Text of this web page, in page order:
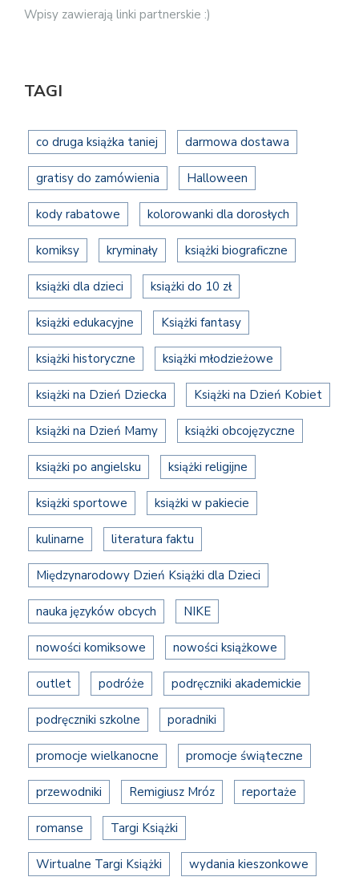
Wpisy zawierają linki partnerskie :)
TAGI
co druga książka taniej darmowa dostawa
gratisy do zamówienia Halloween
kody rabatowe kolorowanki dla dorosłych
komiksy kryminały książki biograficzne
książki dla dzieci książki do 10 zł
książki edukacyjne Książki fantasy
książki historyczne książki młodzieżowe
książki na Dzień Dziecka Książki na Dzień Kobiet
książki na Dzień Mamy książki obcojęzyczne
książki po angielsku książki religijne
książki sportowe książki w pakiecie
kulinarne literatura faktu
Międzynarodowy Dzień Książki dla Dzieci
nauka języków obcych NIKE
nowości komiksowe nowości książkowe
outlet podróże podręczniki akademickie
podręczniki szkolne poradniki
promocje wielkanocne promocje świąteczne
przewodniki Remigiusz Mróz reportaże
romanse Targi Książki
Wirtualne Targi Książki wydania kieszonkowe